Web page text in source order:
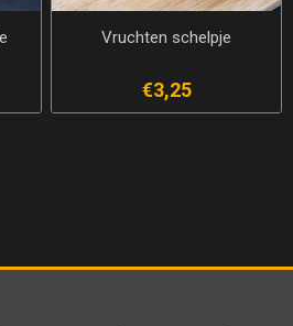
Vruchten schelpje
€3,25